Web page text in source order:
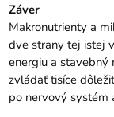
Záver
Makronutrienty a
dve strany tej istej
energiu a stavebný
zvládať tisíce
po nervový systém